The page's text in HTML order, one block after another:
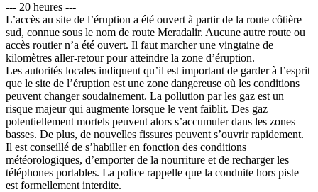
--- 20 heures ---
L’accès au site de l’éruption a été ouvert à partir de la route côtière
sud, connue sous le nom de route Meradalir. Aucune autre route ou
accès routier n’a été ouvert. Il faut marcher une vingtaine de
kilomètres aller-retour pour atteindre la zone d’éruption.
Les autorités locales indiquent qu’il est important de garder à l’esprit
que le site de l’éruption est une zone dangereuse où les conditions
peuvent changer soudainement. La pollution par les gaz est un
risque majeur qui augmente lorsque le vent faiblit. Des gaz
potentiellement mortels peuvent alors s’accumuler dans les zones
basses. De plus, de nouvelles fissures peuvent s’ouvrir rapidement.
Il est conseillé de s’habiller en fonction des conditions
météorologiques, d’emporter de la nourriture et de recharger les
téléphones portables. La police rappelle que la conduite hors piste
est formellement interdite.